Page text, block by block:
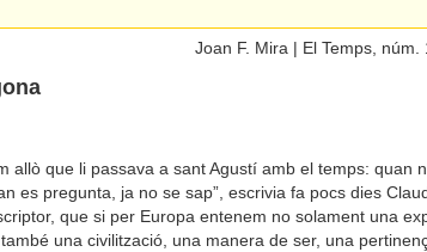
Joan F. Mira | El Temps,
allò que li passava a sant Agustí amb el temps: quan
es pregunta, ja no se sap”, escrivia fa pocs dies
que si per Europa entenem no solament una
una civilització, una manera de ser, una